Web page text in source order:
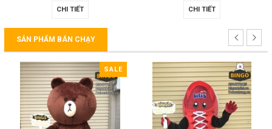
CHI TIẾT CHI TIẾT
SẢN PHẨM BÁN CHẠY
SALE